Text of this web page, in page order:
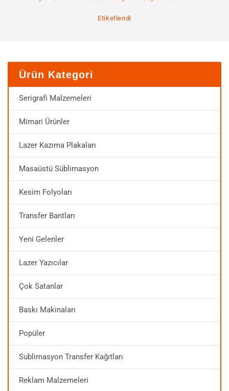
İLETIŞIM
HESABIM
Etiketlendi
Ürün Kategori
Serigrafi Malzemeleri
Mimari Ürünler
Lazer Kazıma Plakaları
Masaüstü Süblimasyon
Kesim Folyoları
Transfer Bantları
Yeni Gelenler
Lazer Yazıcılar
Çok Satanlar
Baskı Makinaları
Popüler
Sublimasyon Transfer Kağıtları
Reklam Malzemeleri